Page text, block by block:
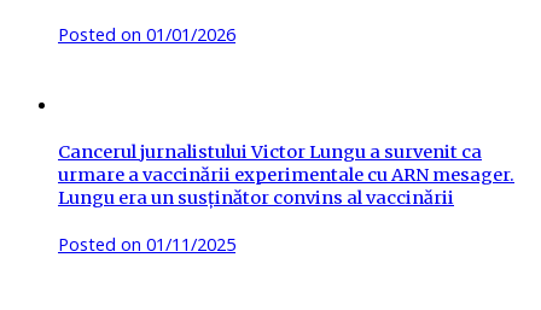
Posted on 01/01/2026
Cancerul jurnalistului Victor Lungu a survenit ca
urmare a vaccinării experimentale cu ARN mesager.
Lungu era un susținător convins al vaccinării
Posted on 01/11/2025